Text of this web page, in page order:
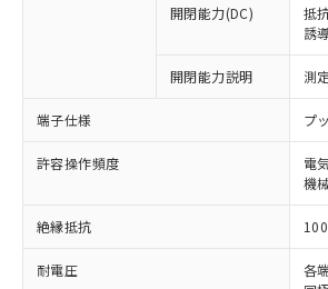
開閉能力(DC)
抵
誘
開閉能力説明 測
端子仕様 プ
許容操作頻度
電
機
絶縁抵抗
耐電圧
各
本サービスは、当社制御
商品の当社在庫状況および
(税抜)を提供させていただ
当社制御機器事業取扱商
本サービスの対象外とな
ことをご了承ください。
在庫状況および標準価格
記載している更新日時点
タに基づき作成されるも
準価格とは異なる場合が
調査・確認中：EU RoHS指令
非含有の対応状況を調査中また
非該当品：ライセンス料など無
害物質有無と関係のない商品で
仕入先様の事情により、非含有
いたものが、含有品と判明した
むを得ず変更することがありま
*EU RoHS指令（10物質）：
鉛(Pb) 1000ppm以下、 水銀(Hg)
六価クロム(Cr(Ⅵ)) 1000ppm以下、ポリ
「○」：最大均質材料含有率が
基準値以下であることを示しま
「×」：最大均質材料含有率が
基準値を超えていることを示し
「－」：未確認です。当社販売
当社は、これら貴社製品
為替および外国貿易法に
（以下｢規制貨物等」とい
または国外への提供する
国政府の輸出許可(または
可)を取得するなどの必要